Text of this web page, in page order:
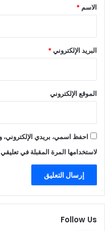
*
الاسم *
البريد الإلكتروني*
الموقع الإلكتروني
احفظ اسمي، بريدي الإلكتروني،
لاستخدامها المرة المقبلة في
Follow Us